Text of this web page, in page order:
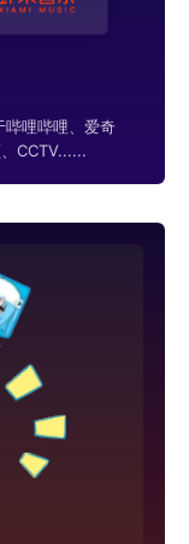
哔哩哔哩、爱奇
CCTV......